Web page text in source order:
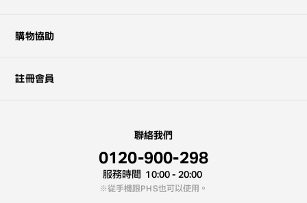
購物協助
註冊會員
聯絡我們
0120-900-298
服務時間 10:00 - 20:00
從手機跟PHS也可以使用。